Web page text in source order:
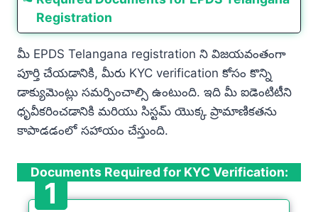
Registration
మీ EPDS Telangana registration ని విజయవంతంగా
పూర్తి చేయడానికి, మీరు KYC verification కోసం కొన్ని
డాక్యుమెంట్లు సమర్పించాల్సి ఉంటుంది. ఇది మీ ఐడెంటిటీని
ధృవీకరించడానికి మరియు సిస్టమ్ యొక్క ప్రామాణికతను
కాపాడడంలో సహాయం చేస్తుంది.
Documents Required for KYC Verification:
1